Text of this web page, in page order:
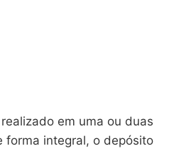
em uma ou duas
forma integral, o depósito